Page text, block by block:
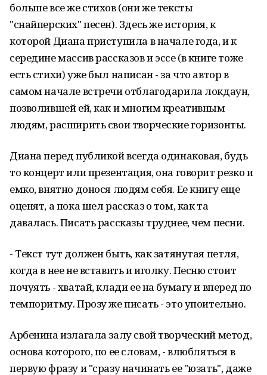
больше все же стихов (они же тексты
"снайперских" песен). Здесь же история, к
которой Диана приступила в начале года, и к
середине массив рассказов и эссе (в книге тоже
есть стихи) уже был написан - за что автор в
самом начале встречи отблагодарила локдаун,
позволившей ей, как и многим креативным
людям, расширить свои творческие горизонты.
Диана перед публикой всегда одинаковая, будь
то концерт или презентация, она говорит резко и
емко, внятно донося людям себя. Ее книгу еще
оценят, а пока шел рассказ о том, как та
давалась. Писать рассказы труднее, чем песни.
- Текст тут должен быть, как затянутая петля,
когда в нее не вставить и иголку. Песню стоит
почуять - хватай, клади ее на бумагу и вперед по
темпоритму. Прозу же писать - это упоительно.
Арбенина излагала залу свой творческий метод,
основа которого, по ее словам, - влюбляться в
первую фразу и "сразу начинать ее "юзать", даже